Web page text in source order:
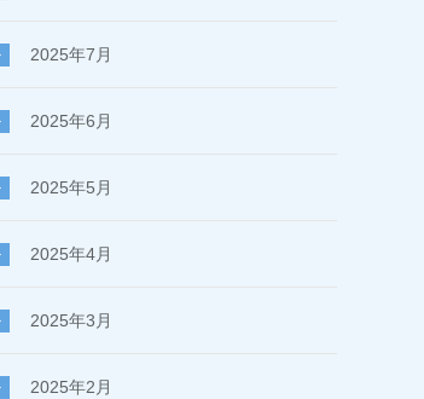
2025年7月
2025年6月
2025年5月
2025年4月
2025年3月
2025年2月